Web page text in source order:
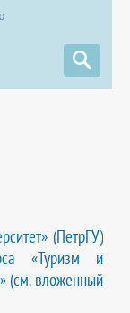
(ПетрГУ)
«Туризм и
(см. вложенный